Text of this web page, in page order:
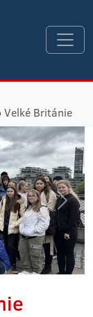
Velké Británie